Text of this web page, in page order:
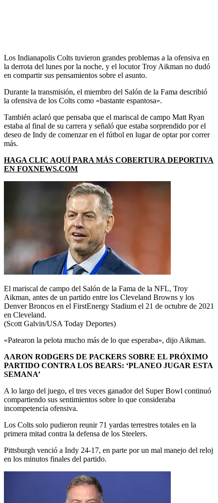
Los Indianapolis Colts tuvieron grandes problemas a la ofensiva en
la derrota del lunes por la noche, y el locutor Troy Aikman no dudó
en compartir sus pensamientos sobre el asunto.
Durante la transmisión, el miembro del Salón de la Fama describió
la ofensiva de los Colts como «bastante espantosa».
También aclaró que pensaba que el mariscal de campo Matt Ryan
estaba al final de su carrera y señaló que estaba sorprendido por el
deseo de Indy de comenzar en el fútbol en lugar de optar por correr
más.
HAGA CLIC AQUÍ PARA MÁS COBERTURA DEPORTIVA
EN FOXNEWS.COM
El mariscal de campo del Salón de la Fama de la NFL, Troy
Aikman, antes de un partido entre los Cleveland Browns y los
Denver Broncos en el FirstEnergy Stadium el 21 de octubre de 2021
en Cleveland.
(Scott Galvin/USA Today Deportes)
«Patearon la pelota mucho más de lo que esperaba», dijo Aikman.
AARON RODGERS DE PACKERS SOBRE EL PRÓXIMO
PARTIDO CONTRA LOS BEARS: ‘PLANEO JUGAR ESTA
SEMANA’
A lo largo del juego, el tres veces ganador del Super Bowl continuó
compartiendo sus sentimientos sobre lo que consideraba
incompetencia ofensiva.
Los Colts solo pudieron reunir 71 yardas terrestres totales en la
primera mitad contra la defensa de los Steelers.
Pittsburgh venció a Indy 24-17, en parte por un mal manejo del reloj
en los minutos finales del partido.